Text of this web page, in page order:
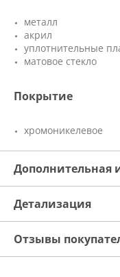
металл
акрил
уплотнительные
матовое стекло
Покрытие
хромоникелевое
Дополнительная
Детализация
Отзывы